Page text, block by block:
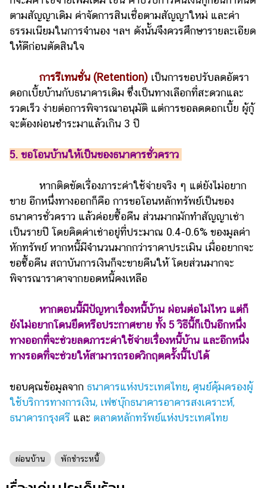
ตามสัญญาเดิม ค่าจัดการสินเชื่อตามสัญญาใหม่ และค่า
ธรรมเนียมในการจำนอง ฯลฯ ดังนั้นจึงควรศึกษารายละเอียด
ให้ดีก่อนตัดสินใจ
การรีเทนชั่น (Retention) เป็นการขอปรับลดอัตรา
ดอกเบี้ยบ้านกับธนาคารเดิม ซึ่งเป็นทางเลือกที่สะดวกและ
รวดเร็ว ง่ายต่อการพิจารณาอนุมัติ แต่การขอลดดอกเบี้ย ผู้กู้
จะต้องผ่อนชำระมาแล้วเกิน 3 ปี
5. ขอโอนบ้านให้เป็นของธนาคารชั่วคราว
หากติดขัดเรื่องภาระค่าใช้จ่ายจริง ๆ แต่ยังไม่อยาก
ขาย อีกหนึ่งทางออกก็คือ การขอโอนหลักทรัพย์เป็นของ
ธนาคารชั่วคราว แล้วค่อยซื้อคืน ส่วนมากมักทำสัญญาเช่า
เป็นรายปี โดยคิดค่าเช่าอยู่ที่ประมาณ 0.4-0.6% ของมูลค่า
หักทรัพย์ หากหนี้มีจำนวนมากกว่าราคาประเมิน เมื่ออยากจะ
ขอซื้อคืน สถาบันการเงินก็จะขายคืนให้ โดยส่วนมากจะ
พิจารณาราคาจากยอดหนี้คงเหลือ
หากตอนนี้มีปัญหาเรื่องหนี้บ้าน ผ่อนต่อไม่ไหว แต่ก็
ยังไม่อยากโดนยึดหรือประกาศขาย ทั้ง 5 วิธีนี้ก็เป็นอีกหนึ่ง
ทางออกที่จะช่วยลดภาระค่าใช้จ่ายเรื่องหนี้บ้าน และอีกหนึ่ง
ทางรอดที่จะช่วยให้สามารถรอดวิกฤตครั้งนี้ไปได้
ขอบคุณข้อมูลจาก ธนาคารแห่งประเทศไทย, ศูนย์คุ้มครองผู้
ใช้บริการทางการเงิน, เฟซบุ๊กธนาคารอาคารสงเคราะห์,
ธนาคารกรุงศรี และ ตลาดหลักทรัพย์แห่งประเทศไทย
ผ่อนบ้าน พักชำระหนี้